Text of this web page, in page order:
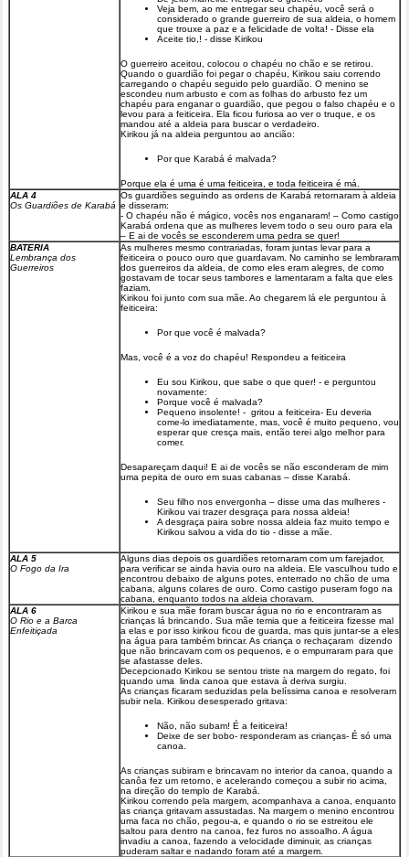
Veja bem, ao me entregar seu chapéu, você será o
considerado o grande guerreiro de sua aldeia, o homem
que trouxe a paz e a felicidade de volta! - Disse ela
Aceite tio,! - disse Kirikou
O guerreiro aceitou, colocou o chapéu no chão e se retirou.
Quando o guardião foi pegar o chapéu, Kirikou saiu correndo
carregando o chapéu seguido pelo guardião. O menino se
escondeu num arbusto e com as folhas do arbusto fez um
chapéu para enganar o guardião, que pegou o falso chapéu e o
levou para a feiticeira. Ela ficou furiosa ao ver o truque, e os
mandou até a aldeia para buscar o verdadeiro.
Kirikou já na aldeia perguntou ao ancião:
Por que Karabá é malvada?
Porque ela é uma é uma feiticeira, e toda feiticeira é má.
ALA 4
Os Guardiões de Karabá
Os guardiões seguindo as ordens de Karabá retornaram à aldeia
e disseram:
- O chapéu não é mágico, vocês nos enganaram! – Como castigo
Karabá ordena que as mulheres levem todo o seu ouro para ela
– E ai de vocês se esconderem uma pedra se quer!
BATERIA
Lembrança dos
Guerreiros
As mulheres mesmo contrariadas, foram juntas levar para a
feiticeira o pouco ouro que guardavam. No caminho se lembraram
dos guerreiros da aldeia, de como eles eram alegres, de como
gostavam de tocar seus tambores e lamentaram a falta que eles
faziam.
Kirikou foi junto com sua mãe. Ao chegarem lá ele perguntou à
feiticeira:
Por que você é malvada?
Mas, você é a voz do chapéu! Respondeu a feiticeira
Eu sou Kirikou, que sabe o que quer! - e perguntou
novamente:
Porque você é malvada?
Pequeno insolente! - gritou a feiticeira- Eu deveria
come-lo imediatamente, mas, você é muito pequeno, vou
esperar que cresça mais, então terei algo melhor para
comer.
Desapareçam daqui! E ai de vocês se não esconderam de mim
uma pepita de ouro em suas cabanas – disse Karabá.
Seu filho nos envergonha – disse uma das mulheres -
Kirikou vai trazer desgraça para nossa aldeia!
A desgraça paira sobre nossa aldeia faz muito tempo e
Kirikou salvou a vida do tio - disse a mãe.
ALA 5
O Fogo da Ira
Alguns dias depois os guardiões retornaram com um farejador,
para verificar se ainda havia ouro na aldeia. Ele vasculhou tudo e
encontrou debaixo de alguns potes, enterrado no chão de uma
cabana, alguns colares de ouro. Como castigo puseram fogo na
cabana, enquanto todos na aldeia choravam.
ALA 6
O Rio e a Barca
Enfeitiçada
Kirikou e sua mãe foram buscar água no rio e encontraram as
crianças lá brincando. Sua mãe temia que a feiticeira fizesse mal
a elas e por isso kirikou ficou de guarda, mas quis juntar-se a eles
na água para também brincar. As criança o rechaçaram dizendo
que não brincavam com os pequenos, e o empurraram para que
se afastasse deles.
Decepcionado Kirikou se sentou triste na margem do regato, foi
quando uma linda canoa que estava à deriva surgiu.
As crianças ficaram seduzidas pela belíssima canoa e resolveram
subir nela. Kirikou desesperado gritava:
Não, não subam! É a feiticeira!
Deixe de ser bobo- responderam as crianças- É só uma
canoa.
As crianças subiram e brincavam no interior da canoa, quando a
canôa fez um retorno, e acelerando começou a subir rio acima,
na direção do templo de Karabá.
Kirikou correndo pela margem, acompanhava a canoa, enquanto
as criança gritavam assustadas. Na margem o menino encontrou
uma faca no chão, pegou-a, e quando o rio se estreitou ele
saltou para dentro na canoa, fez furos no assoalho. A água
invadiu a canoa, fazendo a velocidade diminuir, as crianças
puderam saltar e nadando foram até a margem.